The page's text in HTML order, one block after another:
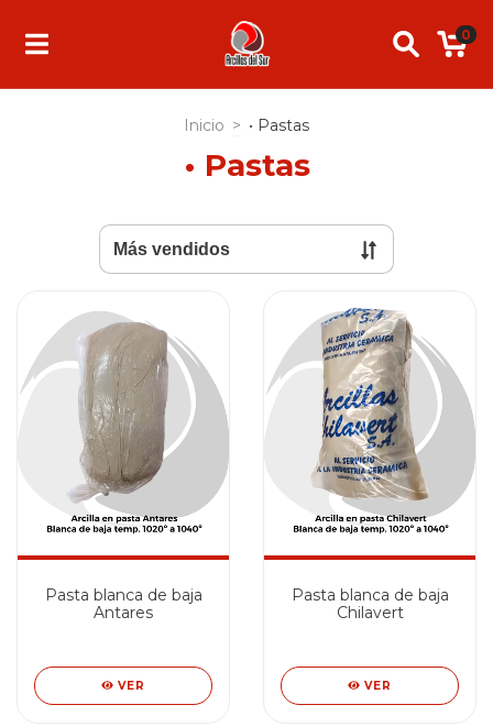
0
Inicio > • Pastas
• Pastas
Pasta blanca de baja
Antares
VER
Pasta blanca de baja
Chilavert
VER